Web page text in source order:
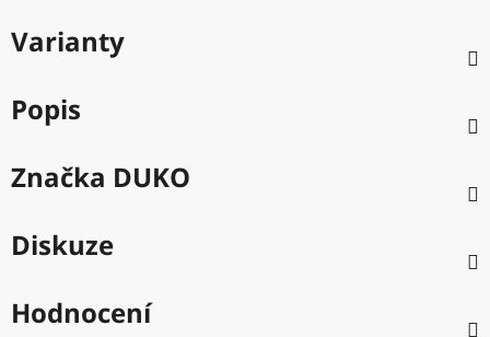
Varianty
Popis
Značka DUKO
Diskuze
Hodnocení